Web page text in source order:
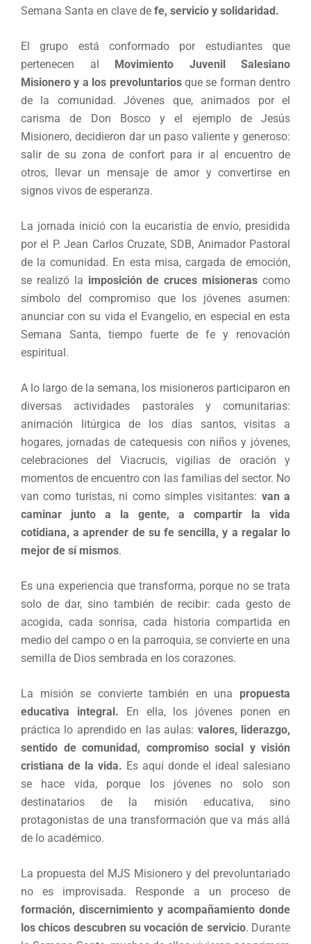
Semana Santa en clave de fe, servicio y solidaridad.
El grupo está conformado por estudiantes que
pertenecen al Movimiento Juvenil Salesiano
Misionero y a los prevoluntariosque se forman dentro
de la comunidad. Jóvenes que, animados por el
carisma de Don Bosco y el ejemplo de Jesús
Misionero, decidieron dar un paso valiente y generoso:
salir de su zona de confort para ir al encuentro de
otros, llevar un mensaje de amor y convertirse en
signos vivos de esperanza.
La jornada inició con la eucaristía de envío, presidida
por el P. Jean Carlos Cruzate, SDB, Animador Pastoral
de la comunidad. En esta misa, cargada de emoción,
se realizó la imposición de cruces misioneras como
símbolo del compromiso que los jóvenes asumen:
anunciar con su vida el Evangelio, en especial en esta
Semana Santa, tiempo fuerte de fe y renovación
espiritual.
A lo largo de la semana, los misioneros participaron en
diversas actividades pastorales y comunitarias:
animación litúrgica de los días santos, visitas a
hogares, jornadas de catequesis con niños y jóvenes,
celebraciones del Viacrucis, vigilias de oración y
momentos de encuentro con las familias del sector. No
van como turistas, ni como simples visitantes: van a
caminar junto a la gente, a compartir la vida
cotidiana, a aprender de su fe sencilla, y a regalar lo
mejor de sí mismos.
Es una experiencia que transforma, porque no se trata
solo de dar, sino también de recibir: cada gesto de
acogida, cada sonrisa, cada historia compartida en
medio del campo o en la parroquia, se convierte en una
semilla de Dios sembrada en los corazones.
La misión se convierte también en una propuesta
educativa integral. En ella, los jóvenes ponen en
práctica lo aprendido en las aulas: valores, liderazgo,
sentido de comunidad, compromiso social y visión
cristiana de la vida. Es aquí donde el ideal salesiano
se hace vida, porque los jóvenes no solo son
destinatarios de la misión educativa, sino
protagonistas de una transformación que va más allá
de lo académico.
La propuesta del MJS Misionero y del prevoluntariado
no es improvisada. Responde a un proceso de
formación, discernimiento y acompañamiento donde
los chicos descubren su vocación de servicio. Durante